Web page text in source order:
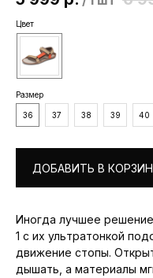
Цвет
Размер
36 37 38 39 40
ДОБАВИТЬ В
Иногда лучшее
1 с их ультратонкой
движение стопы.
дышать, а материалы